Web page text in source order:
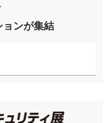
ンが集結